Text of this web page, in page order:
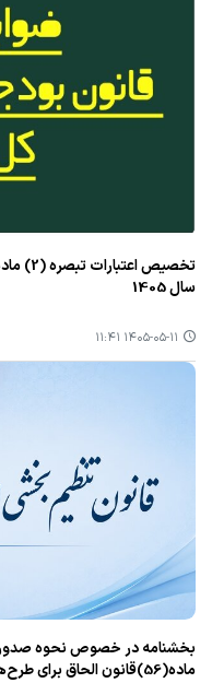
سال 1405
۱۴۰۵-۰۵-۱۱ ۱۱:۴۱
بخشنامه در خصوص نحوه صدور
ماده(56)قانون الحاق برای طرح‌های تملک دارایی‌های سرمایه‌ای